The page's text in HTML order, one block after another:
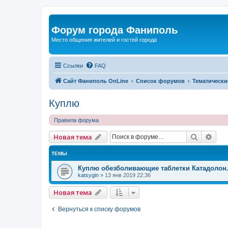
Форум города Фаниполь
Место общения жителей и гостей города
Ссылки FAQ
Сайт Фаниполь OnLine Список форумов
Куплю
Правила форума
Новая тема Поиск
ТЕМЫ
Куплю обезболивающие таблетки Катадолон.
katsygin » 13 янв 2019 22:36
Новая тема
Вернуться к списку форумов